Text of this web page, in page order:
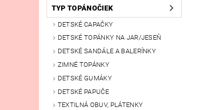
TYP TOPÁNOČIEK
DETSKÉ CAPAČKY
DETSKÉ TOPÁNKY NA JAR/JESEŇ
DETSKÉ SANDÁLE A BALERÍNKY
ZIMNÉ TOPÁNKY
DETSKÉ GUMÁKY
DETSKÉ PAPUČE
TEXTILNÁ OBUV, PLÁTENKY